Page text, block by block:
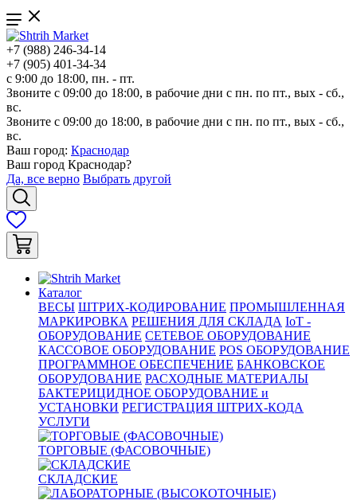
+7 (988) 246-34-14
+7 (905) 401-34-34
с 9:00 до 18:00, пн. - пт.
Звоните с 09:00 до 18:00, в рабочие дни с пн. по пт., вых - сб.,
вс.
Звоните с 09:00 до 18:00, в рабочие дни с пн. по пт., вых - сб.,
вс.
Ваш город: Краснодар
Ваш город Краснодар?
Да, все верно Выбрать другой
Каталог
ВЕСЫ ШТРИХ-КОДИРОВАНИЕ ПРОМЫШЛЕННАЯ
МАРКИРОВКА РЕШЕНИЯ ДЛЯ СКЛАДА IoT -
ОБОРУДОВАНИЕ СЕТЕВОЕ ОБОРУДОВАНИЕ
КАССОВОЕ ОБОРУДОВАНИЕ POS ОБОРУДОВАНИЕ
ПРОГРАММНОЕ ОБЕСПЕЧЕНИЕ БАНКОВСКОЕ
ОБОРУДОВАНИЕ РАСХОДНЫЕ МАТЕРИАЛЫ
БАКТЕРИЦИДНОЕ ОБОРУДОВАНИЕ и
УСТАНОВКИ РЕГИСТРАЦИЯ ШТРИХ-КОДА
УСЛУГИ
ТОРГОВЫЕ (ФАСОВОЧНЫЕ)
СКЛАДСКИЕ